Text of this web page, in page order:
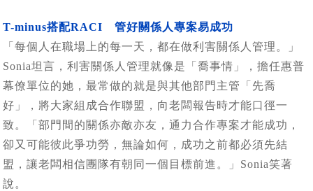
T-minus搭配RACI 管好關係人專案易成功
「每個人在職場上的每一天，都在做利害關係人管理。」
Sonia坦言，利害關係人管理就像是「喬事情」，擔任惠普
幕僚單位的她，最常做的就是與其他部門主管「先喬
好」，將大家組成合作聯盟，向老闆報告時才能口徑一
致。「部門間的關係亦敵亦友，通力合作專案才能成功，
卻又可能彼此爭功勞，無論如何，成功之前都必須先結
盟，讓老闆相信團隊有朝同一個目標前進。」Sonia笑著
說。